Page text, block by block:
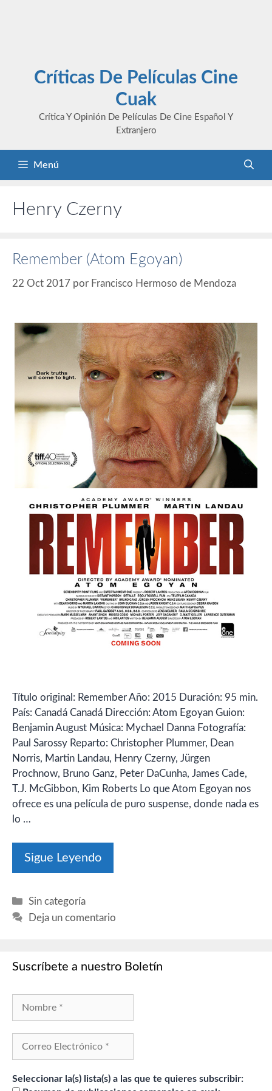
Críticas De Películas Cine
Cuak
Crítica Y Opinión De Películas De Cine Español Y
Extranjero
Menú
Henry Czerny
Remember (Atom Egoyan)
22 Oct 2017 por Francisco Hermoso de Mendoza
Título original: Remember Año: 2015 Duración: 95 min.
País: Canadá Canadá Dirección: Atom Egoyan Guion:
Benjamin August Música: Mychael Danna Fotografía:
Paul Sarossy Reparto: Christopher Plummer, Dean
Norris, Martin Landau, Henry Czerny, Jürgen
Prochnow, Bruno Ganz, Peter DaCunha, James Cade,
T.J. McGibbon, Kim Roberts Lo que Atom Egoyan nos
ofrece es una película de puro suspense, donde nada es
lo …
Sigue Leyendo
Categorías
Sin categoría
Deja un comentario
Suscríbete a nuestro Boletín
Seleccionar la(s) lista(s) a las que te quieres subscribir: